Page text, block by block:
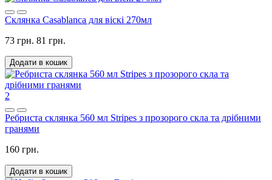
Склянка Casablanca для віскі 270мл
73 грн. 81 грн.
Додати в кошик
2
Ребриста склянка 560 мл Stripes з прозорого скла та дрібними
гранями
160 грн.
Додати в кошик